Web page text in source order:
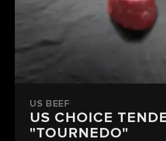
US BEEF
US CHOICE
"TOURNEDO"